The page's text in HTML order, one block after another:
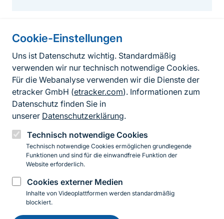
Cookie-Einstellungen
Uns ist Datenschutz wichtig. Standardmäßig
verwenden wir nur technisch notwendige Cookies.
Für die Webanalyse verwenden wir die Dienste der
etracker GmbH (etracker.com). Informationen zum
Datenschutz finden Sie in
unserer Datenschutzerklärung.
Technisch notwendige Cookies
Technisch notwendige Cookies ermöglichen grundlegende
Funktionen und sind für die einwandfreie Funktion der
Website erforderlich.
Cookies externer Medien
Inhalte von Videoplattformen werden standardmäßig
blockiert.
Einwilligung
Informationen zur Seite
FußzeileKontakt zum BfN
Kontaktformular
Erklärung zur Barrierefreiheit
Impressum
Datenschutz
InstagramFacebookYouTubeLinkedIn